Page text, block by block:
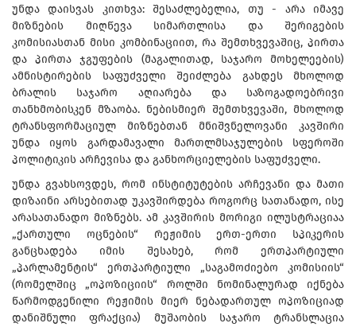
უნდა დაისვას კითხვა: შესაძლებელია, თუ - არა იმავე
მიზნების მიღწევა სიმართლისა და შერიგების
კომისიასთან მისი კომბინაციით, რა შემთხვევაშიც, პირთა
და პირთა ჯგუფების (მაგალითად, საჯარო მოხელეების)
ამნისტირების საფუძველი შეიძლება გახდეს მხოლოდ
ბრალის საჯარო აღიარება და საზოგადოებრივი
თანხმობისკენ მზაობა. ნებისმიერ შემთხვევაში, მხოლოდ
ტრანსფორმაციულ მიზნებთან მნიშვნელოვანი კავშირი
უნდა იყოს გარდამავალი მართლმსაჯულების სფეროში
პოლიტიკის არჩევისა და განხორციელების საფუძველი.
უნდა გვახსოვდეს, რომ ინსტიტუტების არჩევანი და მათი
დიზაინი არსებითად უკავშირდება როგორც სათანადო, ისე
არასათანადო მიზნებს. ამ კავშირის მორიგი ილუსტრაციაა
„ქართული ოცნების“ რეჟიმის ერთ-ერთი სპიკერის
განცხადება იმის შესახებ, რომ ერთპარტიული
„პარლამენტის“ ერთპარტიული „საგამოძიებო კომისიის“
(რომელშიც „ოპოზიციის“ როლში ნომინალურად იქნება
წარმოდგენილი რეჟიმის მიერ ნებადართულ ოპოზიციად
დანიშნული ფრაქცია) მუშაობის საჯარო ტრანსლაცია